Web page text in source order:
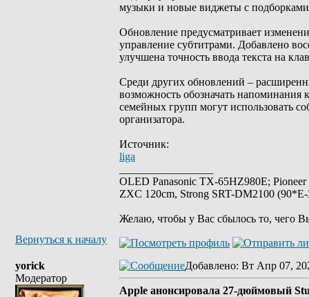
музыки и новые виджеты с
Обновление предусматривает
управление субтитрами. Добавлено
улучшена точность ввода текста на
Среди других обновлений –
возможность обозначать напоминания
семейных групп могут использовать
организатора.
Источник:
liga
OLED Panasonic TX-65HZ980E;
ZXC 120cm, Strong SRT-DM2100
Желаю, чтобы у Вас сбылось то, чего
Вернуться к началу
yorick
Модератор
Добавлено: Вт Апр 07,
Apple анонсировала 27-дюймовый